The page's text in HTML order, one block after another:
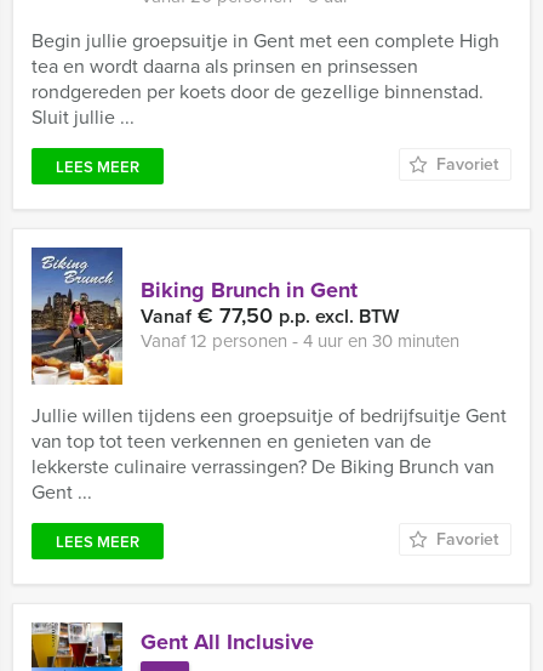
Begin jullie groepsuitje in Gent met een complete High
tea en wordt daarna als prinsen en prinsessen
rondgereden per koets door de gezellige binnenstad.
Sluit jullie ...
LEES MEER Favoriet
Biking Brunch in Gent
Vanaf€ 77,50 p.p. excl. BTW
Vanaf 12 personen ‐ 4 uur en 30 minuten
Jullie willen tijdens een groepsuitje of bedrijfsuitje Gent
van top tot teen verkennen en genieten van de
lekkerste culinaire verrassingen? De Biking Brunch van
Gent ...
LEES MEER Favoriet
Gent All Inclusive